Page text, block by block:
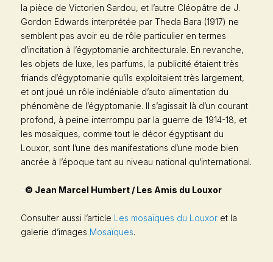
la pièce de Victorien Sardou, et l’autre Cléopâtre de J.
Gordon Edwards interprétée par Theda Bara (1917) ne
semblent pas avoir eu de rôle particulier en termes
d’incitation à l’égyptomanie architecturale. En revanche,
les objets de luxe, les parfums, la publicité étaient très
friands d’égyptomanie qu’ils exploitaient très largement,
et ont joué un rôle indéniable d’auto alimentation du
phénomène de l’égyptomanie. Il s’agissait là d’un courant
profond, à peine interrompu par la guerre de 1914-18, et
les mosaïques, comme tout le décor égyptisant du
Louxor, sont l’une des manifestations d’une mode bien
ancrée à l’époque tant au niveau national qu’international.
–© Jean Marcel Humbert / Les Amis du Louxor
Consulter aussi l’article Les mosaïques du Louxor et la
galerie d’images Mosaïques.